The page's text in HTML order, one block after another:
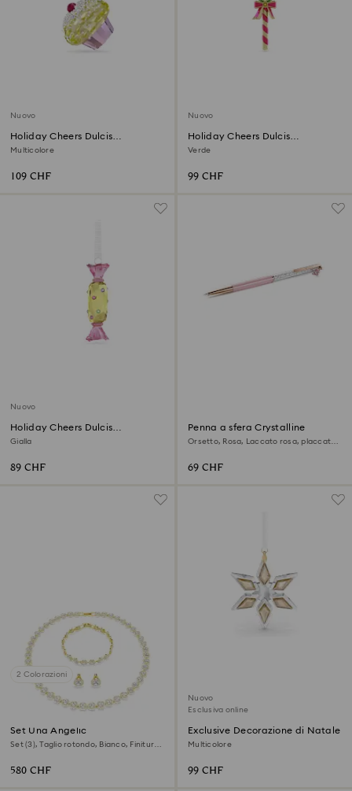
Nuovo
Holiday Cheers Dulcis
Decorazione Cupcake
Multicolore
109 CHF
Nuovo
Holiday Cheers Dulcis
Decorazione Lecca Lecca
Verde
99 CHF
Nuovo
Holiday Cheers Dulcis
Decorazione Caramella
Gialla
89 CHF
Penna a sfera Crystalline
Orsetto, Rosa, Laccato rosa, placcato
69 CHF
2 Colorazioni
Set Una Angelic
Set (3), Taglio rotondo, Bianco, Finitura
580 CHF
Nuovo
Esclusiva online
Exclusive Decorazione di Natale
Multicolore
99 CHF